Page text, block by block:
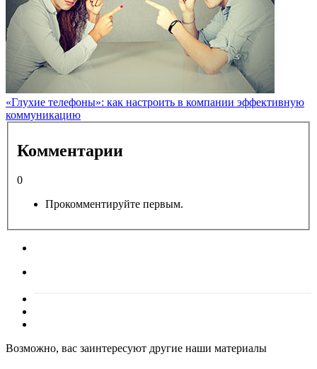
«Глухие телефоны»: как настроить в компании эффективную
коммуникацию
Комментарии
0
Прокомментируйте первым.
Возможно, вас заинтересуют другие наши материалы